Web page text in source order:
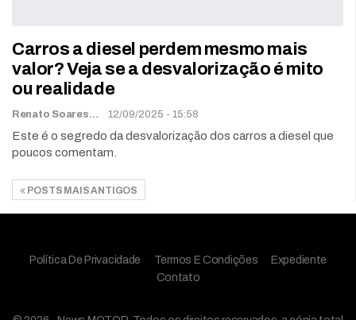
Carros a diesel perdem mesmo mais
valor? Veja se a desvalorização é mito
ou realidade
Renato Soares 12/09/2025 - 15:58
Este é o segredo da desvalorização dos carros a diesel que
poucos comentam.
POSTS MAIS ANTIGOS
Política De Privacidade Termos E Condições
Expediente
Contato